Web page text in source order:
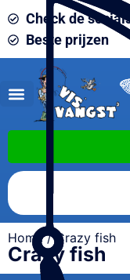
Check de socials
Beste prijzen
Home/ Crazy fish
Crazy fish